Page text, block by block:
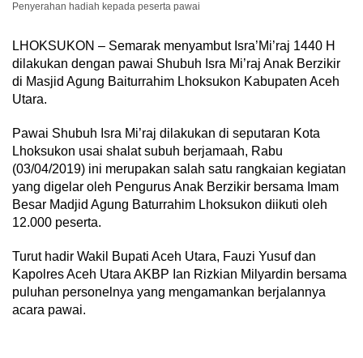
Penyerahan hadiah kepada peserta pawai
LHOKSUKON – Semarak menyambut Isra’Mi’raj 1440 H
dilakukan dengan pawai Shubuh Isra Mi’raj Anak Berzikir
di Masjid Agung Baiturrahim Lhoksukon Kabupaten Aceh
Utara.
Pawai Shubuh Isra Mi’raj dilakukan di seputaran Kota
Lhoksukon usai shalat subuh berjamaah, Rabu
(03/04/2019) ini merupakan salah satu rangkaian kegiatan
yang digelar oleh Pengurus Anak Berzikir bersama Imam
Besar Madjid Agung Baturrahim Lhoksukon diikuti oleh
12.000 peserta.
Turut hadir Wakil Bupati Aceh Utara, Fauzi Yusuf dan
Kapolres Aceh Utara AKBP Ian Rizkian Milyardin bersama
puluhan personelnya yang mengamankan berjalannya
acara pawai.